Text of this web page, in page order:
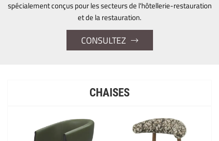
spécialement conçus pour les secteurs de l'hôtellerie-restauration
et de la restauration.
CONSULTEZ
CHAISES